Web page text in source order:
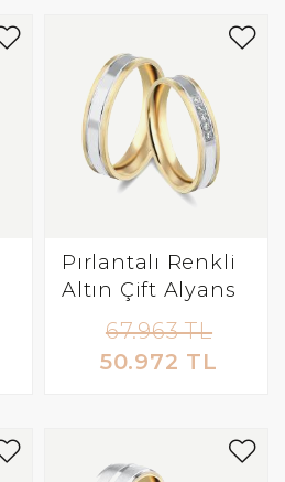
Pırlantalı Renkli
Altın Çift Alyans
67.963 TL
50.972 TL